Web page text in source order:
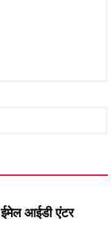
आईडी एंटर